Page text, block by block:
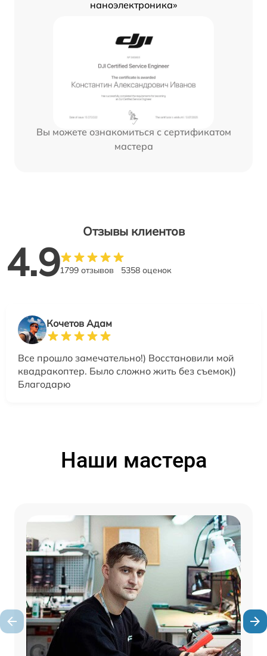
наноэлектроника»
Вы можете ознакомиться с сертификатом
мастера
Отзывы клиентов
4.91799 отзывов 5358 оценок
Кочетов Адам
Все прошло замечательно!) Восстановили мой
квадракоптер. Было сложно жить без съемок))
Благодарю
Наши мастера